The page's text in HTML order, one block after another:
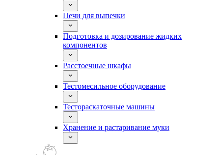
Печи для выпечки
Подготовка и дозирование жидких
компонентов
Расстоечные шкафы
Тестомесильное оборудование
Тестораскаточные машины
Хранение и растаривание муки